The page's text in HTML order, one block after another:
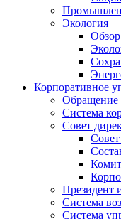
Экология
Обзор
Корпоративное
Обращение
Система
Совет
Президент
Система
Система